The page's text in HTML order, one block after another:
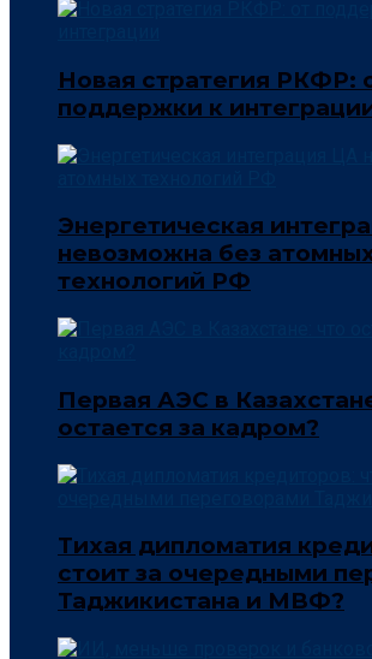
Новая стратегия РКФР:
поддержки к
Энергетическая
невозможна без
технологий РФ
Первая АЭС в
остается за кадром?
Тихая дипломатия
стоит за очередными
Таджикистана и МВФ?